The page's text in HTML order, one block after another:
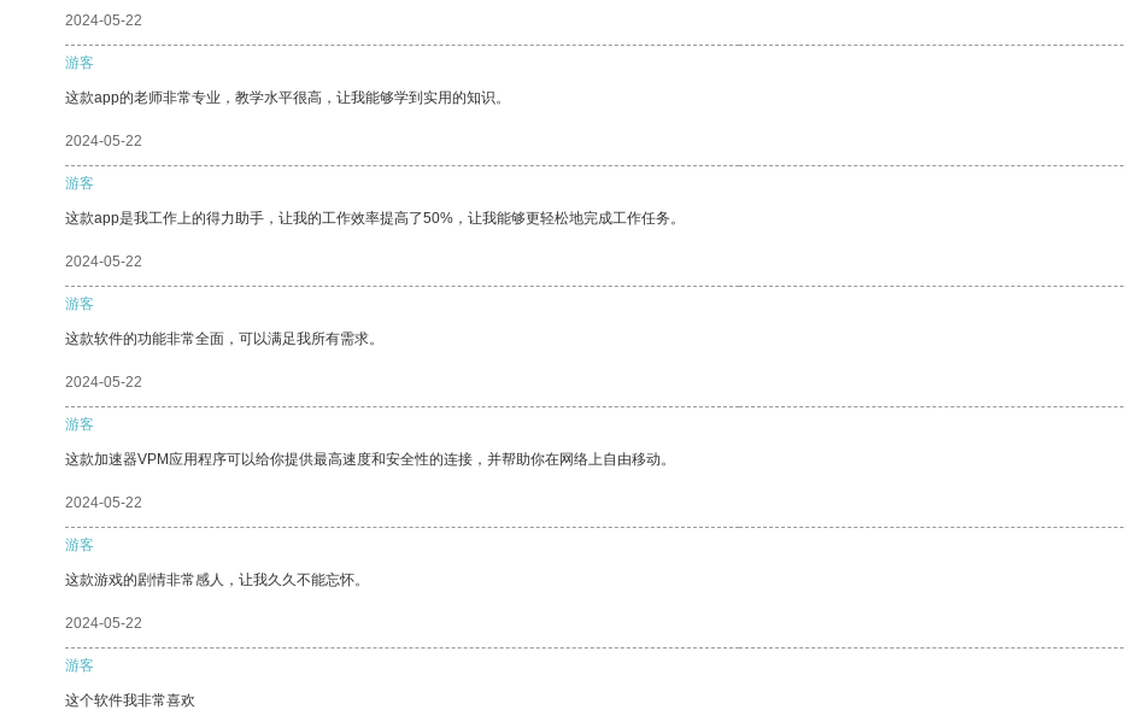
2024-05-22
游客
这款app的老师非常专业，教学水平很高，让我能够学到实用的知识。
2024-05-22
游客
这款app是我工作上的得力助手，让我的工作效率提高了50%，让我能够更轻松地完成工作任务。
2024-05-22
游客
这款软件的功能非常全面，可以满足我所有需求。
2024-05-22
游客
这款加速器VPM应用程序可以给你提供最高速度和安全性的连接，并帮助你在网络上自由移动。
2024-05-22
游客
这款游戏的剧情非常感人，让我久久不能忘怀。
2024-05-22
游客
这个软件我非常喜欢